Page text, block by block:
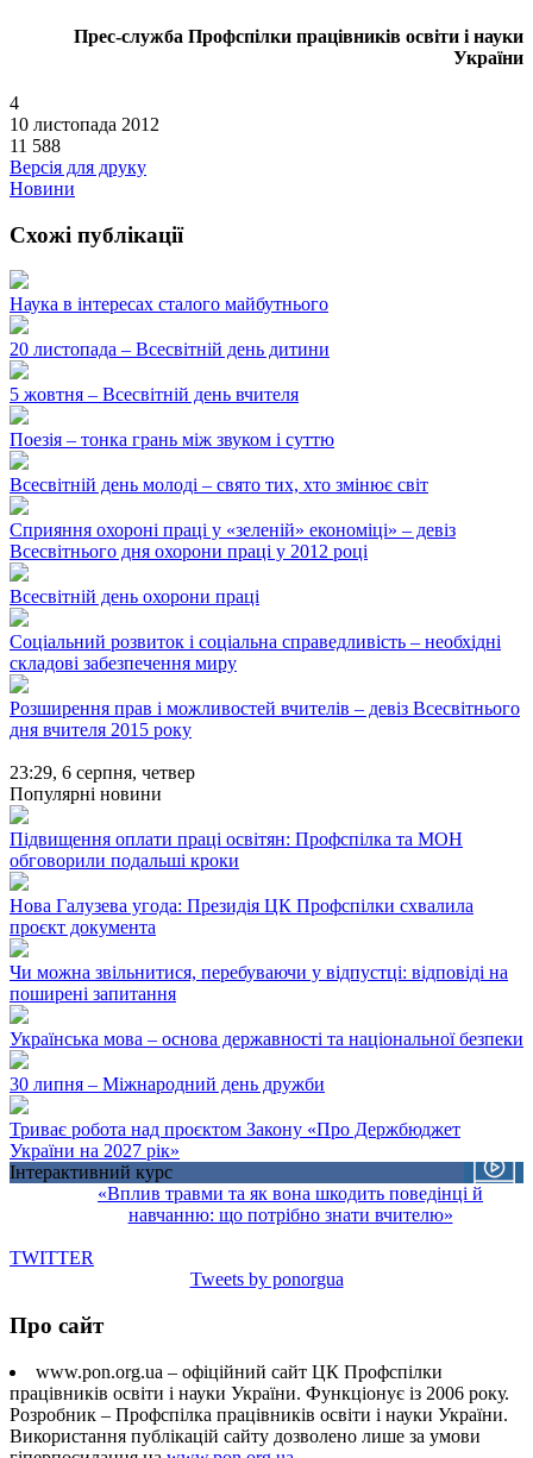
Прес-служба Профспілки працівників освіти і науки
України
4
10 листопада 2012
11 588
Версія для друку
Новини
Схожі публікації
Наука в інтересах сталого майбутнього
20 листопада – Всесвітній день дитини
5 жовтня – Всесвітній день вчителя
Поезія – тонка грань між звуком і суттю
Всесвітній день молоді – свято тих, хто змінює світ
Сприяння охороні праці у «зеленій» економіці» – девіз
Всесвітнього дня охорони праці у 2012 році
Всесвітній день охорони праці
Соціальний розвиток і соціальна справедливість – необхідні
складові забезпечення миру
Розширення прав і можливостей вчителів – девіз Всесвітнього
дня вчителя 2015 року
23:29, 6 серпня, четвер
Популярні новини
Підвищення оплати праці освітян: Профспілка та МОН
обговорили подальші кроки
Нова Галузева угода: Президія ЦК Профспілки схвалила
проєкт документа
Чи можна звільнитися, перебуваючи у відпустці: відповіді на
поширені запитання
Українська мова – основа державності та національної безпеки
30 липня – Міжнародний день дружби
Триває робота над проєктом Закону «Про Держбюджет
України на 2027 рік»
Інтерактивний курс
«Вплив травми та як вона шкодить поведінці й
навчанню: що потрібно знати вчителю»
TWITTER
Tweets by ponorgua
Про сайт
www.pon.org.ua – офіційний сайт ЦК Профспілки
працівників освіти і науки України. Функціонує із 2006 року.
Розробник – Профспілка працівників освіти і науки України.
Використання публікацій сайту дозволено лише за умови